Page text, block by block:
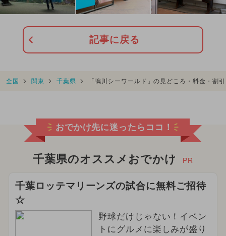
記事に戻る
全国 関東 千葉県 「鴨川シーワールド」の見どころ・料金・割
おでかけ先に迷ったらココ！
千葉県のオススメおでかけ PR
千葉ロッテマリーンズの試合に無料ご招待
☆
野球だけじゃない！イベン
トにグルメに楽しみが盛り